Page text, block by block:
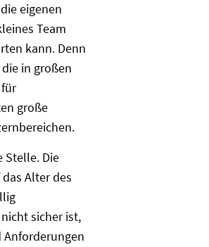
eigenen
Team
kann. Denn
in großen
große
Stelle. Die
Alter des
sicher ist,